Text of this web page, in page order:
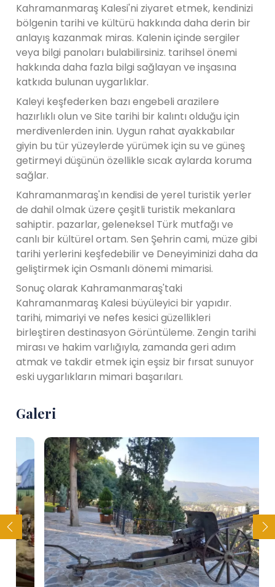
Kahramanmaraş Kalesi'ni ziyaret etmek, kendinizi
bölgenin tarihi ve kültürü hakkında daha derin bir
anlayış kazanmak miras. Kalenin içinde sergiler
veya bilgi panoları bulabilirsiniz. tarihsel önemi
hakkında daha fazla bilgi sağlayan ve inşasına
katkıda bulunan uygarlıklar.
Kaleyi keşfederken bazı engebeli arazilere
hazırlıklı olun ve Site tarihi bir kalıntı olduğu için
merdivenlerden inin. Uygun rahat ayakkabılar
giyin bu tür yüzeylerde yürümek için su ve güneş
getirmeyi düşünün özellikle sıcak aylarda koruma
sağlar.
Kahramanmaraş'ın kendisi de yerel turistik yerler
de dahil olmak üzere çeşitli turistik mekanlara
sahiptir. pazarlar, geleneksel Türk mutfağı ve
canlı bir kültürel ortam. Sen Şehrin cami, müze gibi
tarihi yerlerini keşfedebilir ve Deneyiminizi daha da
geliştirmek için Osmanlı dönemi mimarisi.
Sonuç olarak Kahramanmaraş'taki
Kahramanmaraş Kalesi büyüleyici bir yapıdır.
tarihi, mimariyi ve nefes kesici güzellikleri
birleştiren destinasyon Görüntüleme. Zengin tarihi
mirası ve hakim varlığıyla, zamanda geri adım
atmak ve takdir etmek için eşsiz bir fırsat sunuyor
eski uygarlıkların mimari başarıları.
Galeri